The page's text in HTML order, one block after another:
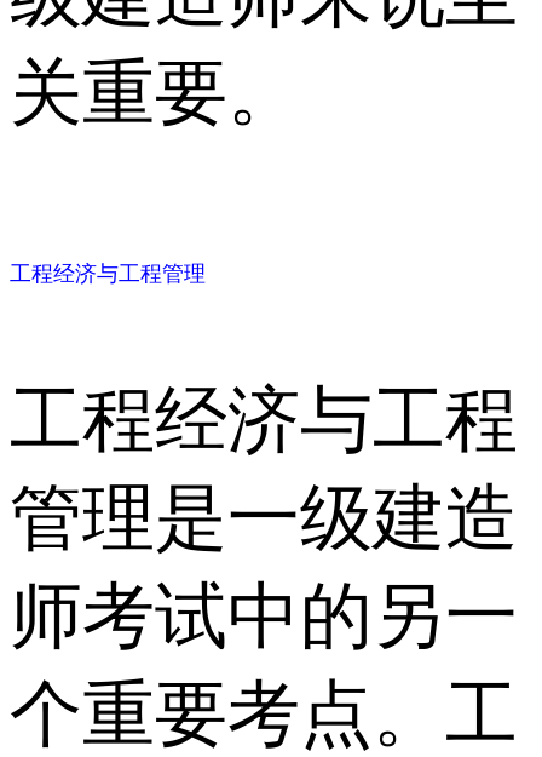
关重要。
工程经济与工程管理
工程经济与工程
管理是一级建造
师考试中的另一
个重要考点。工